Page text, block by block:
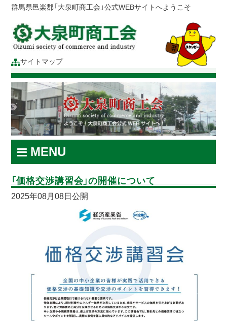
群馬県邑楽郡「大泉町商工会」公式WEBサイトへようこそ
サイトマップ
MENU
「価格交渉講習会」の開催について
2025年08月08日公開